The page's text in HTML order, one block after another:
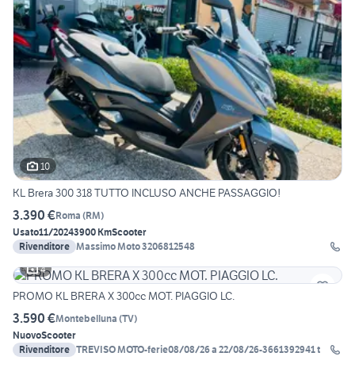
10
KL Brera 300 318 TUTTO INCLUSO ANCHE PASSAGGIO!
3.390 €Roma (RM)
Usato11/20243900 KmScooter
Rivenditore Massimo Moto 3206812548
4
PROMO KL BRERA X 300cc MOT. PIAGGIO LC.
3.590 €Montebelluna (TV)
NuovoScooter
Rivenditore TREVISO MOTO-ferie08/08/26 a 22/08/26-3661392941 t